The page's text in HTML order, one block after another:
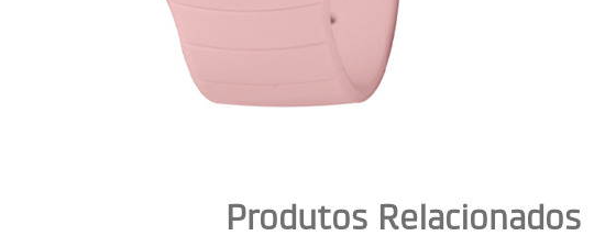
Produtos Relacionados